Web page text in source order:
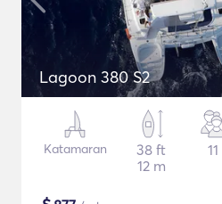
Lagoon 380 S2
Katamaran
38 ft
12 m
11